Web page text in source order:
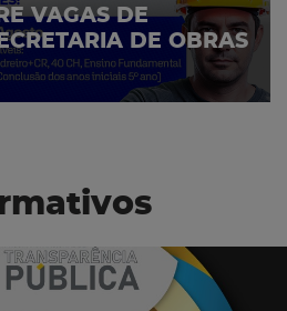
VAGAS DE
DE OBRAS